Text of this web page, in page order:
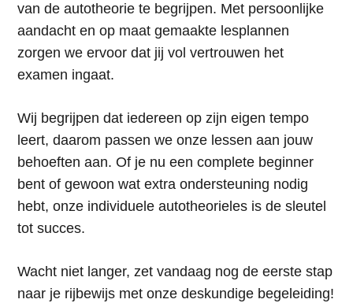
van de autotheorie te begrijpen. Met persoonlijke
aandacht en op maat gemaakte lesplannen
zorgen we ervoor dat jij vol vertrouwen het
examen ingaat.
Wij begrijpen dat iedereen op zijn eigen tempo
leert, daarom passen we onze lessen aan jouw
behoeften aan. Of je nu een complete beginner
bent of gewoon wat extra ondersteuning nodig
hebt, onze individuele autotheorieles is de sleutel
tot succes.
Wacht niet langer, zet vandaag nog de eerste stap
naar je rijbewijs met onze deskundige begeleiding!